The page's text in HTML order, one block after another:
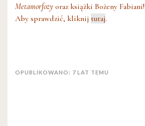
Metamorfozy oraz książki Bożeny Fabiani!
Aby sprawdzić, kliknij tutaj.
OPUBLIKOWANO: 7 LAT TEMU